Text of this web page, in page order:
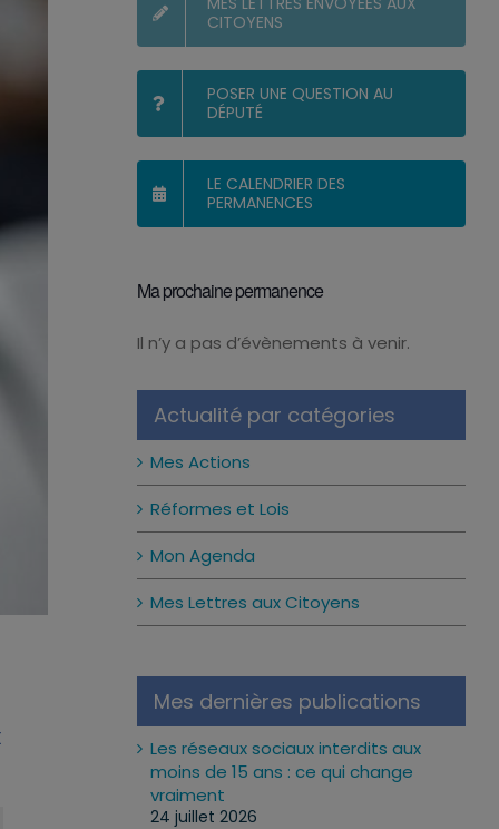
CITOYENS
POSER UNE QUESTION AU
DÉPUTÉ
LE CALENDRIER DES
PERMANENCES
Ma prochaine permanence
Notice
Il n’y a pas d’évènements à venir.
Actualité par catégories
Mes Actions
Réformes et Lois
Mon Agenda
Mes Lettres aux Citoyens
Mes dernières publications
Les réseaux sociaux interdits aux
moins de 15 ans : ce qui change
vraiment
24 juillet 2026